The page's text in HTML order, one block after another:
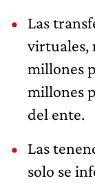
Las
virtuales,
millones
millones
del ente.
Las
solo se